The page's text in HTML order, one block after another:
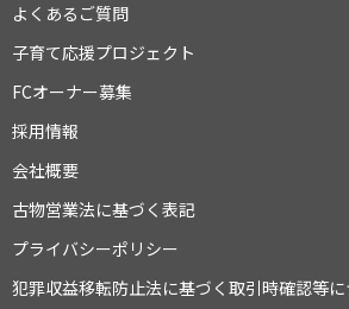
よくあるご質問
子育て応援プロジェクト
FCオーナー募集
採用情報
会社概要
古物営業法に基づく表記
プライバシーポリシー
犯罪収益移転防止法に基づく取引時確認等に